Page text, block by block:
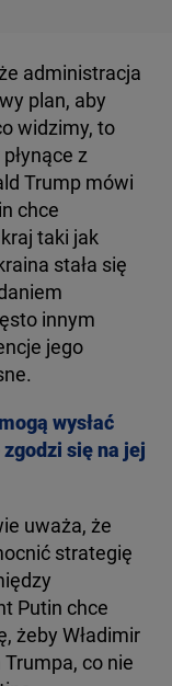
administracja
plan, aby
widzimy, to
z
Trump mówi
chce
taki jak
stała się
innym
jego
wysłać
się na jej
uważa, że
strategię
Putin chce
żeby Władimir
co nie